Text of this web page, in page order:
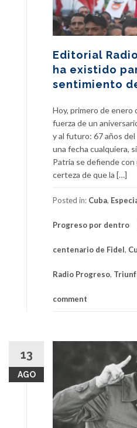
Editorial
ha existido
sentimiento
Hoy, primero de enero
fuerza de un
y al futuro: 67 años
una fecha cualquiera,
Patria se defiende con
certeza de que la […]
Posted in: Cuba,
Progreso por dentro
centenario de Fidel,
Radio Progreso,
comment
13
AGO